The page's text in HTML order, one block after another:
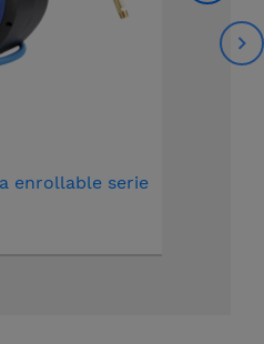
enrollable serie